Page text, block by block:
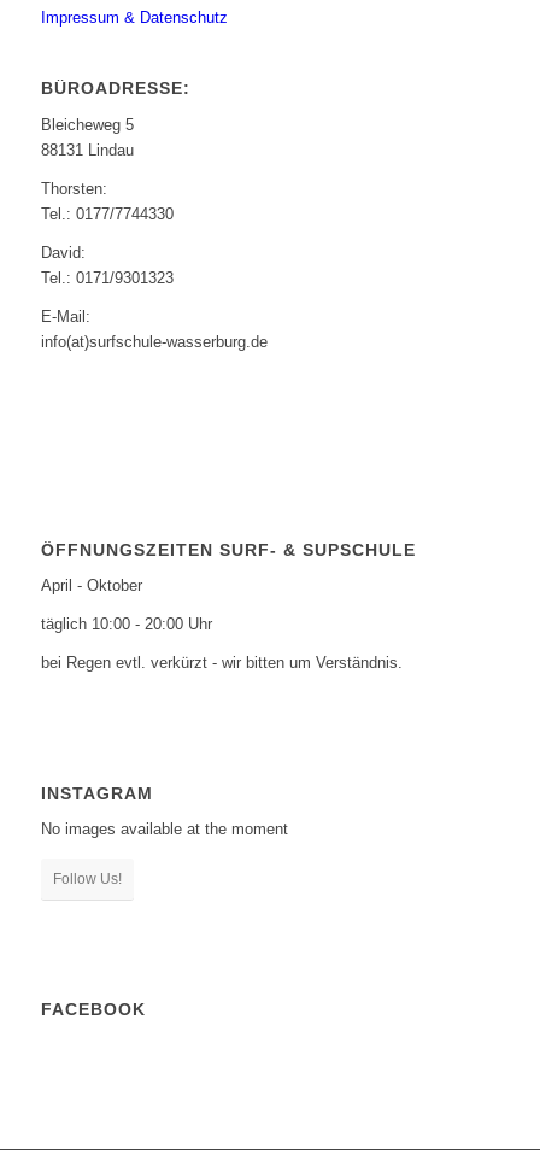
Impressum & Datenschutz
BÜROADRESSE:
Bleicheweg 5
88131 Lindau
Thorsten:
Tel.: 0177/7744330
David:
Tel.: 0171/9301323
E-Mail:
info(at)surfschule-wasserburg.de
ÖFFNUNGSZEITEN SURF- & SUPSCHULE
April - Oktober
täglich 10:00 - 20:00 Uhr
bei Regen evtl. verkürzt - wir bitten um Verständnis.
INSTAGRAM
No images available at the moment
Follow Us!
FACEBOOK